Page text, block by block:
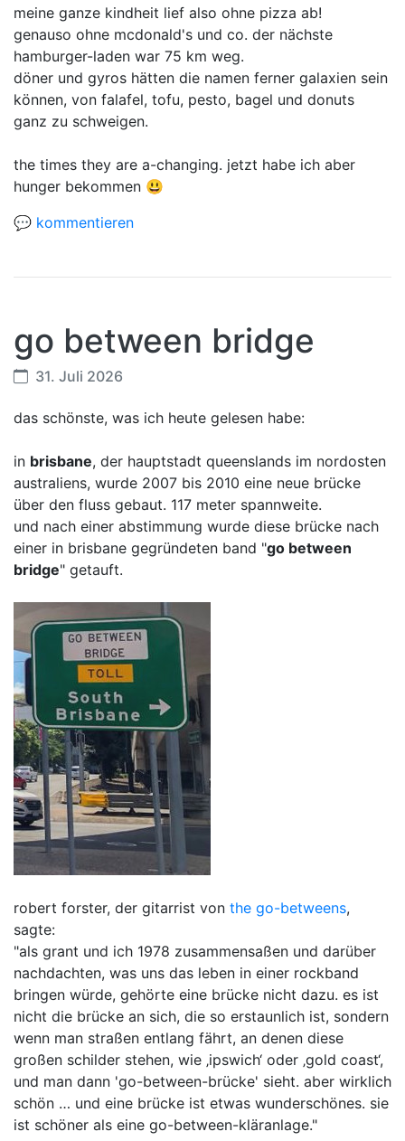
meine ganze kindheit lief also ohne pizza ab!
genauso ohne mcdonald's und co. der nächste
hamburger-laden war 75 km weg.
döner und gyros hätten die namen ferner galaxien sein
können, von falafel, tofu, pesto, bagel und donuts
ganz zu schweigen.
the times they are a-changing. jetzt habe ich aber
hunger bekommen 😃
💬 kommentieren
go between bridge
31. Juli 2026
das schönste, was ich heute gelesen habe:
in brisbane, der hauptstadt queenslands im nordosten
australiens, wurde 2007 bis 2010 eine neue brücke
über den fluss gebaut. 117 meter spannweite.
und nach einer abstimmung wurde diese brücke nach
einer in brisbane gegründeten band "go between
bridge" getauft.
robert forster, der gitarrist von the go-betweens,
sagte:
"als grant und ich 1978 zusammensaßen und darüber
nachdachten, was uns das leben in einer rockband
bringen würde, gehörte eine brücke nicht dazu. es ist
nicht die brücke an sich, die so erstaunlich ist, sondern
wenn man straßen entlang fährt, an denen diese
großen schilder stehen, wie ‚ipswich‘ oder ‚gold coast‘,
und man dann 'go-between-brücke' sieht. aber wirklich
schön … und eine brücke ist etwas wunderschönes. sie
ist schöner als eine go-between-kläranlage."